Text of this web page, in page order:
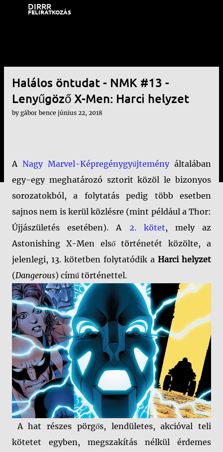
DIRRR
FELIRATKOZÁS
Halálos öntudat - NMK #13 -
Lenyűgöző X-Men: Harci helyzet
by gábor bence június 22, 2018
A Nagy Marvel-Képregénygyűjteményáltalában
egy-egy meghatározó sztorit közöl le bizonyos
sorozatokból, a folytatás pedig több esetben
sajnos nem is kerül közlésre (mint például a Thor:
Újjászületés esetében). A 2. kötet, mely az
Astonishing X-Men első történetét közölte, a
jelenlegi, 13. kötetben folytatódik a Harci helyzet
(Dangerous) című történettel.
A hat részes pörgős, lendületes, akcióval teli
kötetet egyben, megszakítás nélkül érdemes